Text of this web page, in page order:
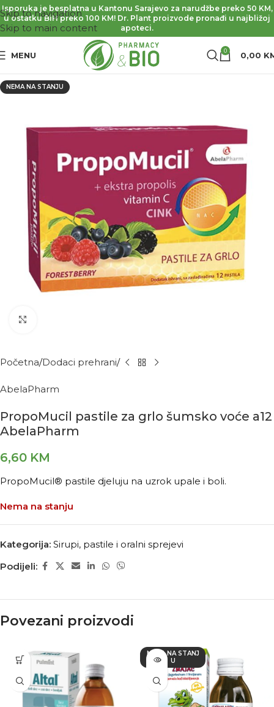
Skip to navigation
Skip to main content
Isporuka je besplatna u Kantonu Sarajevo za narudžbe preko 50 KM,
u ostatku BiH preko 100 KM! Dr. Plant proizvode pronađi u najbližoj
apoteci.
MENU 0 0,00
NEMA NA STANJU
Početna Dodaci prehrani
AbelaPharm
PropoMucil pastile za grlo šumsko voće a12
AbelaPharm
6,60 KM
PropoMucil® pastile djeluju na uzrok upale i boli.
Nema na stanju
Kategorija: Sirupi, pastile i oralni sprejevi
Podijeli:
Povezani proizvodi
NEMA NA STANJ
U